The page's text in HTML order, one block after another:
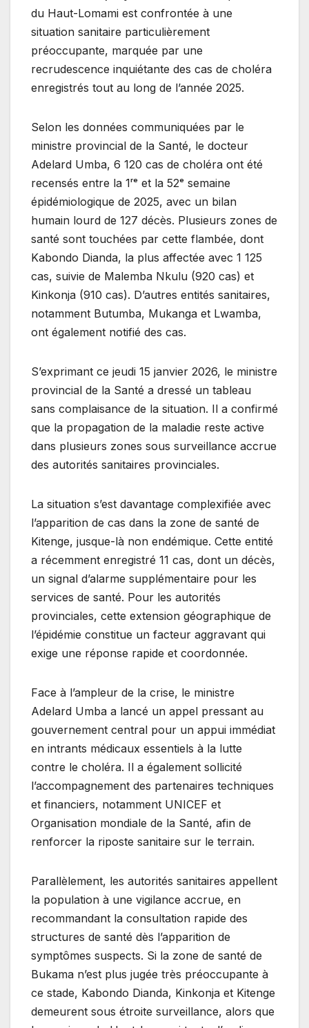
du Haut-Lomami est confrontée à une
situation sanitaire particulièrement
préoccupante, marquée par une
recrudescence inquiétante des cas de choléra
enregistrés tout au long de l’année 2025.
Selon les données communiquées par le
ministre provincial de la Santé, le docteur
Adelard Umba, 6 120 cas de choléra ont été
recensés entre la 1ʳᵉ et la 52ᵉ semaine
épidémiologique de 2025, avec un bilan
humain lourd de 127 décès. Plusieurs zones de
santé sont touchées par cette flambée, dont
Kabondo Dianda, la plus affectée avec 1 125
cas, suivie de Malemba Nkulu (920 cas) et
Kinkonja (910 cas). D’autres entités sanitaires,
notamment Butumba, Mukanga et Lwamba,
ont également notifié des cas.
S’exprimant ce jeudi 15 janvier 2026, le ministre
provincial de la Santé a dressé un tableau
sans complaisance de la situation. Il a confirmé
que la propagation de la maladie reste active
dans plusieurs zones sous surveillance accrue
des autorités sanitaires provinciales.
La situation s’est davantage complexifiée avec
l’apparition de cas dans la zone de santé de
Kitenge, jusque-là non endémique. Cette entité
a récemment enregistré 11 cas, dont un décès,
un signal d’alarme supplémentaire pour les
services de santé. Pour les autorités
provinciales, cette extension géographique de
l’épidémie constitue un facteur aggravant qui
exige une réponse rapide et coordonnée.
Face à l’ampleur de la crise, le ministre
Adelard Umba a lancé un appel pressant au
gouvernement central pour un appui immédiat
en intrants médicaux essentiels à la lutte
contre le choléra. Il a également sollicité
l’accompagnement des partenaires techniques
et financiers, notamment UNICEF et
Organisation mondiale de la Santé, afin de
renforcer la riposte sanitaire sur le terrain.
Parallèlement, les autorités sanitaires appellent
la population à une vigilance accrue, en
recommandant la consultation rapide des
structures de santé dès l’apparition de
symptômes suspects. Si la zone de santé de
Bukama n’est plus jugée très préoccupante à
ce stade, Kabondo Dianda, Kinkonja et Kitenge
demeurent sous étroite surveillance, alors que